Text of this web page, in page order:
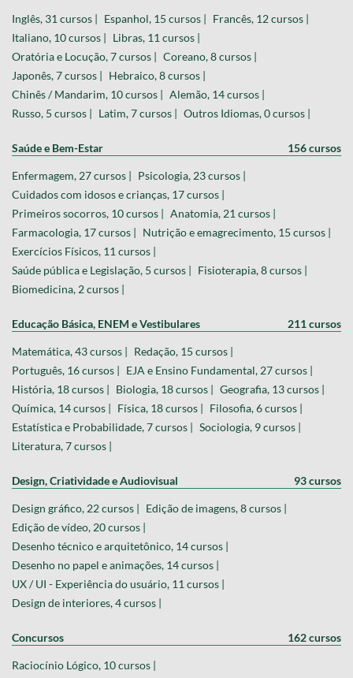
Inglês, 31 cursos | Espanhol, 15 cursos | Francês, 12 cursos |
Italiano, 10 cursos | Libras, 11 cursos |
Oratória e Locução, 7 cursos | Coreano, 8 cursos |
Japonês, 7 cursos | Hebraico, 8 cursos |
Chinês / Mandarim, 10 cursos | Alemão, 14 cursos |
Russo, 5 cursos | Latim, 7 cursos | Outros Idiomas, 0 cursos |
Saúde e Bem-Estar 156 cursos
Enfermagem, 27 cursos | Psicologia, 23 cursos |
Cuidados com idosos e crianças, 17 cursos |
Primeiros socorros, 10 cursos | Anatomia, 21 cursos |
Farmacologia, 17 cursos | Nutrição e emagrecimento, 15 cursos |
Exercícios Físicos, 11 cursos |
Saúde pública e Legislação, 5 cursos | Fisioterapia, 8 cursos |
Biomedicina, 2 cursos |
Educação Básica, ENEM e Vestibulares 211 cursos
Matemática, 43 cursos | Redação, 15 cursos |
Português, 16 cursos | EJA e Ensino Fundamental, 27 cursos |
História, 18 cursos | Biologia, 18 cursos | Geografia, 13 cursos |
Química, 14 cursos | Física, 18 cursos | Filosofia, 6 cursos |
Estatística e Probabilidade, 7 cursos | Sociologia, 9 cursos |
Literatura, 7 cursos |
Design, Criatividade e Audiovisual 93 cursos
Design gráfico, 22 cursos | Edição de imagens, 8 cursos |
Edição de vídeo, 20 cursos |
Desenho técnico e arquitetônico, 14 cursos |
Desenho no papel e animações, 14 cursos |
UX / UI - Experiência do usuário, 11 cursos |
Design de interiores, 4 cursos |
Concursos 162 cursos
Raciocínio Lógico, 10 cursos |